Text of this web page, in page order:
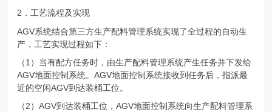
2．工艺流程及实现
AGV系统结合第三方生产配料管理系统实现了全过程的自动生
产，工艺实现过程如下：
（1）当有配方任务时，由生产配料管理系统产生任务并下发给
AGV地面控制系统。AGV地面控制系统接收到任务后，指派最
近的空闲AGV到达装桶工位。
（2）AGV到达装桶工位，AGV地面控制系统向生产配料管理系